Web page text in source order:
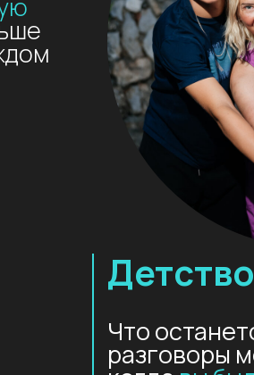
Что останется в
разговоры между
вы были
Детство не